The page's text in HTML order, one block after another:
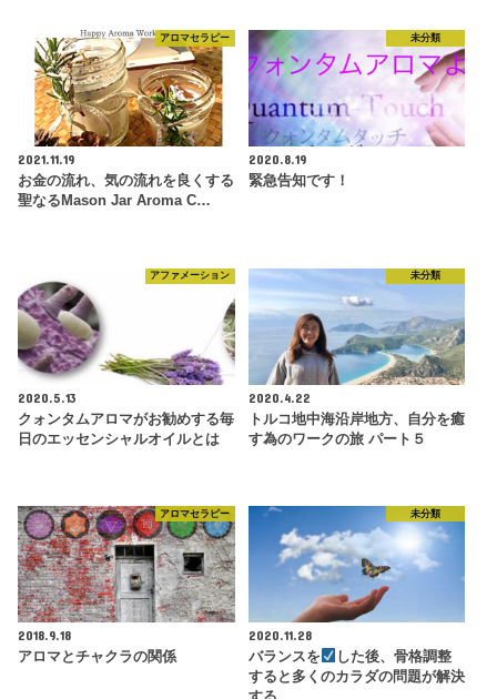
アロマセラピー
2021.11.19
お金の流れ、気の流れを良くする
聖なるMason Jar Aroma C…
未分類
2020.8.19
緊急告知です！
アファメーション
2020.5.13
クォンタムアロマがお勧めする毎
日のエッセンシャルオイルとは
未分類
2020.4.22
トルコ地中海沿岸地方、自分を癒
す為のワークの旅 パート５
アロマセラピー
2018.9.18
アロマとチャクラの関係
未分類
2020.11.28
バランスを
した後、骨格調整
すると多くのカラダの問題が解決